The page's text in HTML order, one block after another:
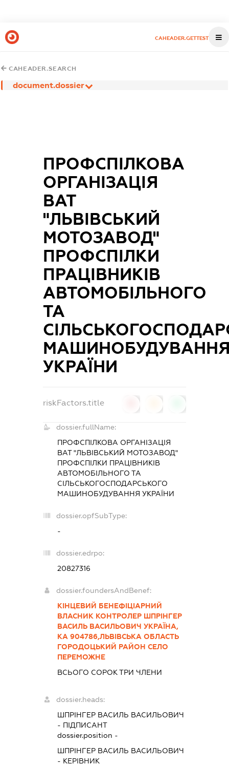
CAHEADER.GETTEST
CAHEADER.SEARCH
document.dossier
ПРОФСПІЛКОВА
ОРГАНІЗАЦІЯ
ВАТ
"ЛЬВІВСЬКИЙ
МОТОЗАВОД"
ПРОФСПІЛКИ
ПРАЦІВНИКІВ
АВТОМОБІЛЬНОГО
ТА
УКРАЇНИ
riskFactors.title
dossier.fullName:
ПРОФСПІЛКОВА ОРГАНІЗАЦІЯ
ВАТ "ЛЬВІВСЬКИЙ МОТОЗАВОД"
ПРОФСПІЛКИ ПРАЦІВНИКІВ
АВТОМОБІЛЬНОГО ТА
СІЛЬСЬКОГОСПОДАРСЬКОГО
МАШИНОБУДУВАННЯ УКРАЇНИ
dossier.opfSubType:
-
dossier.edrpo:
20827316
dossier.foundersAndBenef:
КІНЦЕВИЙ БЕНЕФІЦІАРНИЙ
ВЛАСНИК КОНТРОЛЕР ШПРІНГЕР
ВАСИЛЬ ВАСИЛЬОВИЧ УКРАЇНА,
КА 904786,ЛЬВІВСЬКА ОБЛАСТЬ
ГОРОДОЦЬКИЙ РАЙОН СЕЛО
ПЕРЕМОЖНЕ
ВСЬОГО СОРОК ТРИ ЧЛЕНИ
dossier.heads:
ШПРІНГЕР ВАСИЛЬ ВАСИЛЬОВИЧ
- ПІДПИСАНТ
dossier.position -
ШПРІНГЕР ВАСИЛЬ ВАСИЛЬОВИЧ
- КЕРІВНИК